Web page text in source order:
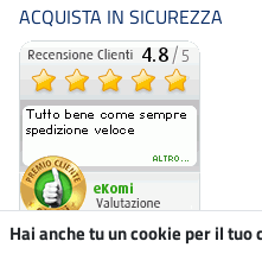
ACQUISTA IN SICUREZZA
Hai anche tu un cookie per il tuo